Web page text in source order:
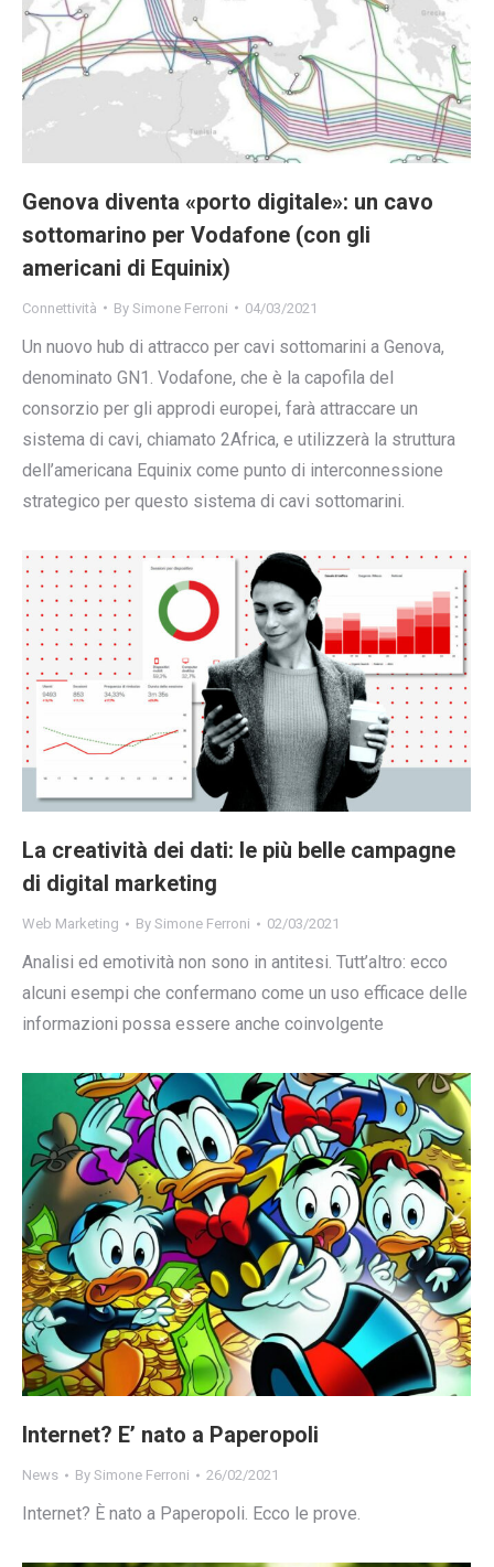
Genova diventa «porto digitale»: un cavo
sottomarino per Vodafone (con gli
americani di Equinix)
Connettività By Simone Ferroni 04/03/2021
Un nuovo hub di attracco per cavi sottomarini a Genova,
denominato GN1. Vodafone, che è la capofila del
consorzio per gli approdi europei, farà attraccare un
sistema di cavi, chiamato 2Africa, e utilizzerà la struttura
dell’americana Equinix come punto di interconnessione
strategico per questo sistema di cavi sottomarini.
La creatività dei dati: le più belle campagne
di digital marketing
Web Marketing By Simone Ferroni 02/03/2021
Analisi ed emotività non sono in antitesi. Tutt’altro: ecco
alcuni esempi che confermano come un uso efficace delle
informazioni possa essere anche coinvolgente
Internet? E’ nato a Paperopoli
News By Simone Ferroni 26/02/2021
Internet? È nato a Paperopoli. Ecco le prove.